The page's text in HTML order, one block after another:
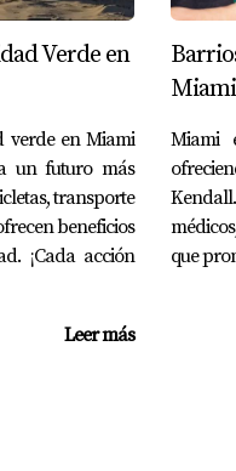
tus finanzas y
adecuada
pensando en
asesoramiento
ofrecen salarios
Verde en
verde en Miami
un futuro más
transporte
beneficios
¡Cada acción
Leer más
Miami
Miami
que